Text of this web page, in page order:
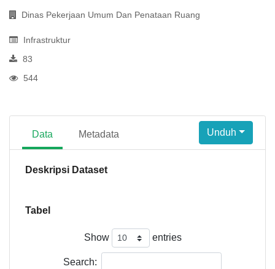
Dinas Pekerjaan Umum Dan Penataan Ruang
Infrastruktur
83
544
Data Metadata Unduh
Deskripsi Dataset
Tabel
Show entries
Search: